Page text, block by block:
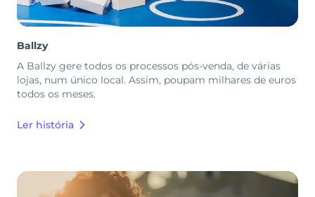
Ballzy
A Ballzy gere todos os processos pós-venda, de várias
lojas, num único local. Assim, poupam milhares de euros
todos os meses.
Ler história